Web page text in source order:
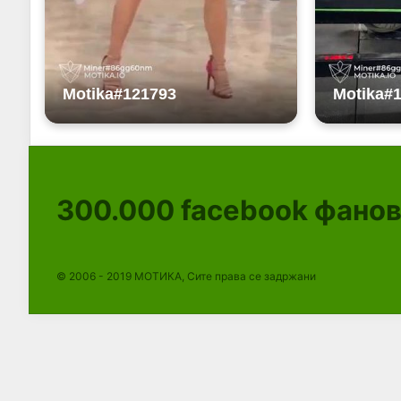
300.000 facebook
© 2006 - 2019 МОТИКА, Сите права се задржани